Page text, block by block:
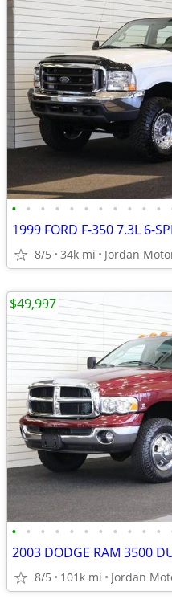
• • • • • • • • • • •
8/5 34k mi Jordan
• • • • • • • • • • •
8/5 101k mi Jordan
$49,997